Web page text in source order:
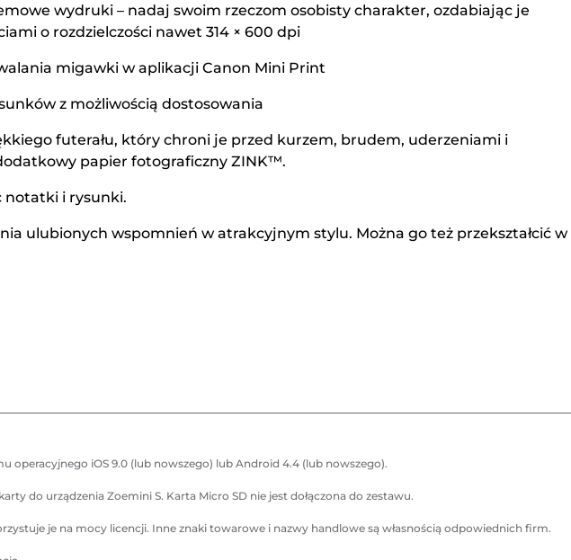
wydruki – nadaj swoim rzeczom osobisty charakter, ozdabiając je
o rozdzielczości nawet 314 × 600 dpi
migawki w aplikacji Canon Mini Print
z możliwością dostosowania
futerału, który chroni je przed kurzem, brudem, uderzeniami i
papier fotograficzny ZINK™.
notatki i rysunki.
ulubionych wspomnień w atrakcyjnym stylu. Można go też przekształcić w
operacyjnego iOS 9.0 (lub nowszego) lub Android 4.4 (lub nowszego).
do urządzenia Zoemini S. Karta Micro SD nie jest dołączona do zestawu.
je na mocy licencji. Inne znaki towarowe i nazwy handlowe są własnością odpowiednich firm.